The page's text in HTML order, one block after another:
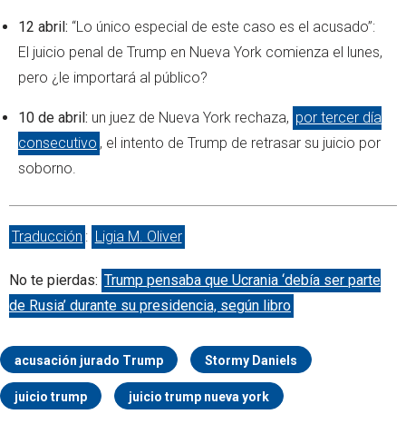
12 abril: “Lo único especial de este caso es el acusado”:
El juicio penal de Trump en Nueva York comienza el lunes,
pero ¿le importará al público?
10 de abril: un juez de Nueva York rechaza, por tercer día
consecutivo , el intento de Trump de retrasar su juicio por
soborno.
Traducción : Ligia M. Oliver
No te pierdas: Trump pensaba que Ucrania ‘debía ser parte
de Rusia’ durante su presidencia, según libro
acusación jurado Trump Stormy Daniels
juicio trump juicio trump nueva york